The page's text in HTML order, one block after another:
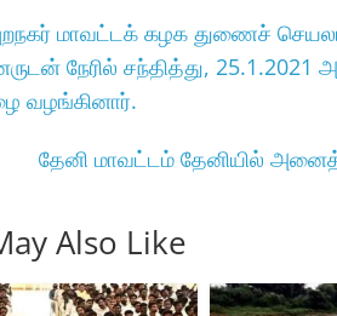
மாவட்டக்‌ கழக துணைச்‌
நேரில்‌ சந்தித்து,
வழங்கினார்‌.
தேனி மாவட்டம் தேனியில்
Also Like